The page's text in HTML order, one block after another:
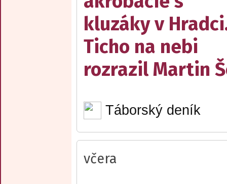
kluzáky v
Ticho na nebi
rozrazil Martin
Táborský deník
včera